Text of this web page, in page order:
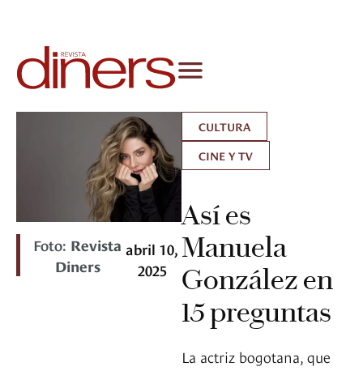
Foto: Revista
Diners
abril 10,
2025
CULTURA
CINE Y TV
Así es
Manuela
González en
15 preguntas
La actriz bogotana, que